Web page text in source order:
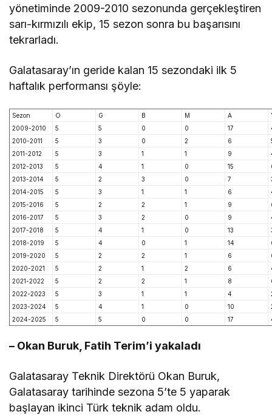
yönetiminde 2009-2010 sezonunda gerçekleştiren
sarı-kırmızılı ekip, 15 sezon sonra bu başarısını
tekrarladı.
Galatasaray’ın geride kalan 15 sezondaki ilk 5
haftalık performansı şöyle:
Sezon O G B M A
2009-2010
5 5 0 0 17
2010-2011
5 3 0 2 6
2011-2012
5 3 1 1 9
2012-2013
5 4 1 0 15
2013-2014
5 2 3 0 7
2014-2015
5 3 1 1 6
2015-2016
5 2 2 1 9
2016-2017
5 3 2 0 9
2017-2018
5 4 1 0 13
2018-2019
5 4 0 1 14
2019-2020
5 2 2 1 6
2020-2021
5 2 1 2 6
2021-2022
5 2 2 1 8
2022-2023
5 3 1 1 4
2023-2024
5 4 1 0 10
2024-2025
5 5 0 0 17
– Okan Buruk, Fatih Terim’i yakaladı
Galatasaray Teknik Direktörü Okan Buruk,
Galatasaray tarihinde sezona 5’te 5 yaparak
başlayan ikinci Türk teknik adam oldu.